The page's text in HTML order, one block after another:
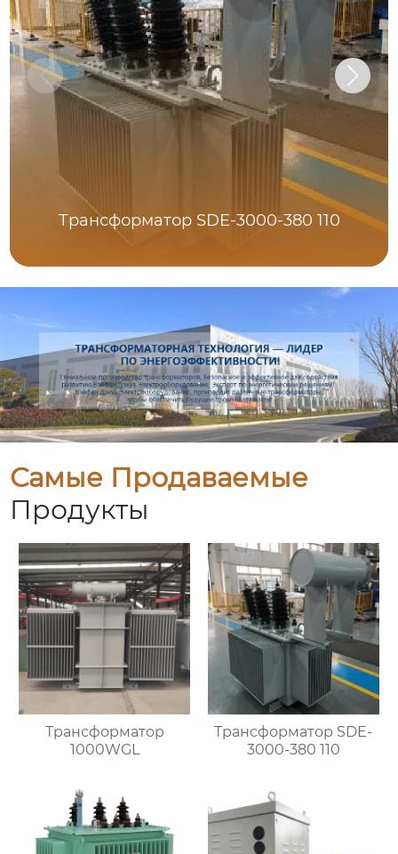
Трансформатор SDE-3000-380 110
Самые Продаваемые
Продукты
Трансформатор
1000WGL
Трансформатор SDE-
3000-380 110